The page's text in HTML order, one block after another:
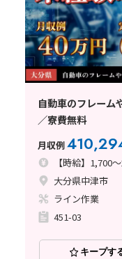
自動車のフレーム
／寮費無料
月収例
【時給】1,700
大分県中津市
ライン作業
451-03
キープす